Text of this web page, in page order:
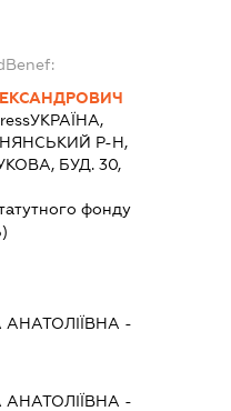
УКРАЇНА,
Р-Н,
БУД. 30,
фонду
-
-